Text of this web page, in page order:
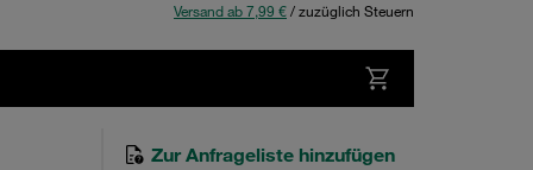
Versand ab 7,99 €/ zuzüglich Steuern
Zur Anfrageliste hinzufügen